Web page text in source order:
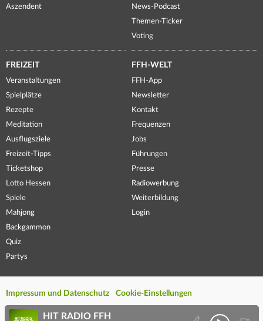
Aszendent
News-Podcast
Themen-Ticker
Voting
FREIZEIT
Veranstaltungen
Spielplätze
Rezepte
Meditation
Ausflugsziele
Freizeit-Tipps
Ticketshop
Lotto Hessen
Spiele
Mahjong
Backgammon
Quiz
Partys
FFH-WELT
FFH-App
Newsletter
Kontakt
Frequenzen
Jobs
Führungen
Presse
Radiowerbung
Weiterbildung
Login
Impressum und Datenschutz Cookie-Einstellungen
HIT RADIO FFH